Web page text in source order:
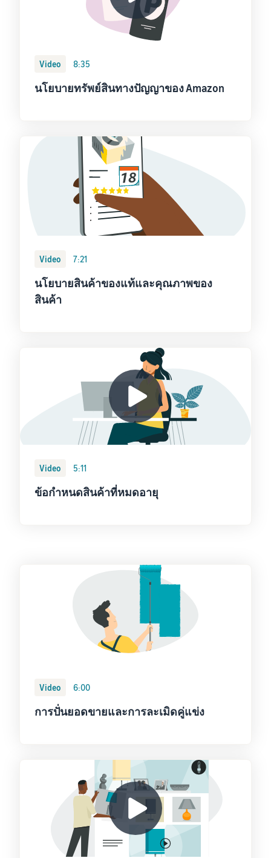
Video 8:35
นโยบายทรัพย์สินทางปัญญาของ Amazon
Video 7:21
นโยบายสินค้าของแท้และคุณภาพของ
สินค้า
Video 5:11
ข้อกำหนดสินค้าที่หมดอายุ
Video 6:00
การปั่นยอดขายและการละเมิดคู่แข่ง